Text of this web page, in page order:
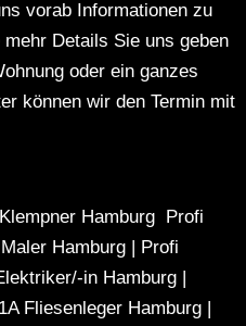
vorab Informationen zu
Details Sie uns geben
oder ein ganzes
können wir den Termin mit
Hamburg Profi
Hamburg | Profi
in Hamburg |
1A Fliesenleger Hamburg |